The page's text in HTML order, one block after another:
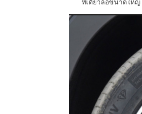
ทีเดียวล้อขนาดใหญ่